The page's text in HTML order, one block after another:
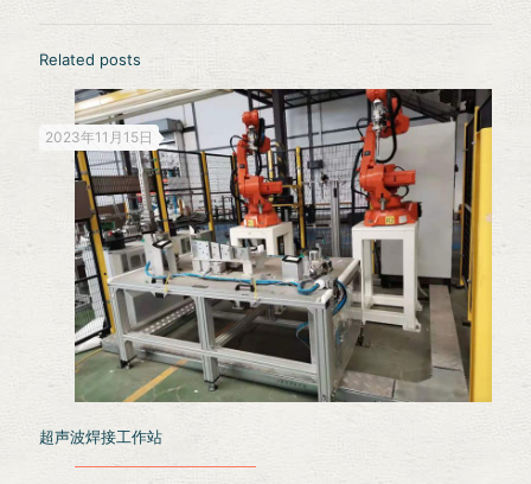
Related posts
2023年11月15日
超声波焊接工作站